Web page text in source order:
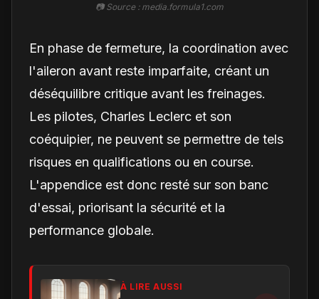
📷 Source : media.formula1.com
En phase de fermeture, la coordination avec
l'aileron avant reste imparfaite, créant un
déséquilibre critique avant les freinages.
Les pilotes, Charles Leclerc et son
coéquipier, ne peuvent se permettre de tels
risques en qualifications ou en course.
L'appendice est donc resté sur son banc
d'essai, priorisant la sécurité et la
performance globale.
À LIRE AUSSI